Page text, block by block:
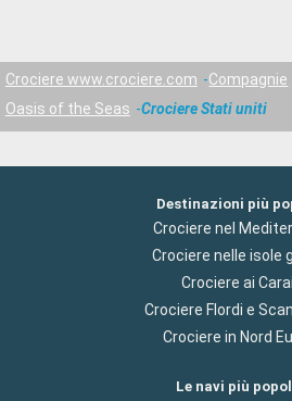
Crociere www.crociere.com Compagnie
Oasis of the Seas
Crociere Stati uniti
Destinazioni più
Crociere nel
Crociere nelle isole
Crociere ai
Crociere Flordi e
Crociere in Nord
Le navi più